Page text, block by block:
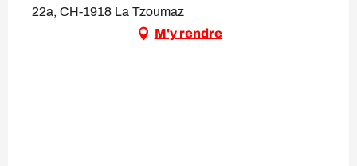
22a, CH-1918 La Tzoumaz
M'y rendre